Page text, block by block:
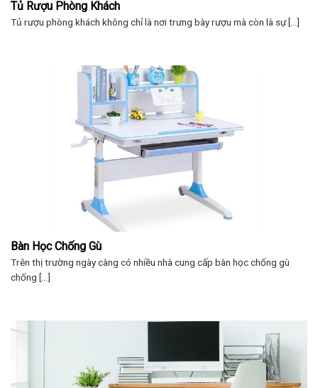
Tủ Rượu Phòng Khách
Tủ rượu phòng khách không chỉ là nơi trưng bày rượu mà còn là sự [...]
Bàn Học Chống Gù
Trên thị trường ngày càng có nhiều nhà cung cấp bàn học chống gù
chống [...]